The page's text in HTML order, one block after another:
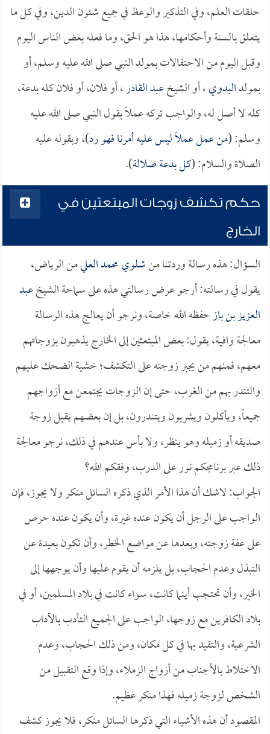
حلقات العلم، وفي التذكير والوعظ في جميع شئون الدين، وفي كل ما
يتعلق بالسنة وأحكامها، هذا هو الحق، وما فعله بعض الناس اليوم
وقبل اليوم من الاحتفالات بمولد النبي صلى الله عليه وسلم، أو
بمولدالبدوي، أو الشيخعبد القادر، أو فلان، أو فلان كله بدعة،
كله لا أصل له، والواجب تركه عملاً بقول النبي صلى الله عليه
وسلم: (من عمل عملاً ليس عليه أمرنا فهو رد)، وبقوله عليه
الصلاة والسلام: (كل بدعة ضلالة).
حكم تكشف زوجات المبتعثين في
الخارج
السؤال: هذه رسالة وردتنا منشلوي محمد العليمن الرياض،
يقول في رسالته: أرجو عرض رسالتي هذه على سماحة الشيخعبد
العزيز بن بازحفظه الله خاصة، ونرجو أن يعالج هذه الرسالة
معالجة وافية، يقول: بعض المبتعثين إلى الخارج يذهبون بزوجاتهم
معهم، فمنهم من يجبر زوجته على التكشف؛ خشية الضحك عليهم
والتندر بهم من الغرب، حتى إن الزوجات يجتمعن مع أزواجهم
جميعاً، ويأكلون ويشربون ويتندرون، بل إن بعضهم يقبل زوجة
صديقه أو زميله وهو ينظر، ولا بأس عندهم في ذلك، نرجو معالجة
ذلك عبر برنامجكم نور على الدرب، وفقكم الله؟
الجواب: لاشك أن هذا الأمر الذي ذكره السائل منكر ولا يجوز، فإن
الواجب على الرجل أن يكون عنده غيرة، وأن يكون عنده حرص
على عفة زوجته، وبعدها عن مواضع الخطر، وأن تكون بعيدة عن
التبذل وعدم الحجاب، بل يلزمه أن يقوم عليها وأن يوجهها إلى
الخير، وأن تحتجب أينما كانت، سواء كانت في بلاد المسلمين، أو في
بلاد الكافرين مع زوجها، الواجب على الجميع التأدب بالآداب
الشرعية، والتقيد بها في كل مكان، ومن ذلك الحجاب، وعدم
الاختلاط بالأجناب من أزواج الزملاء، وإذا وقع التقبيل من
الشخص لزوجة زميله فهذا منكر عظيم.
المقصود أن هذه الأشياء التي ذكرها السائل منكر، فلا يجوز كشف